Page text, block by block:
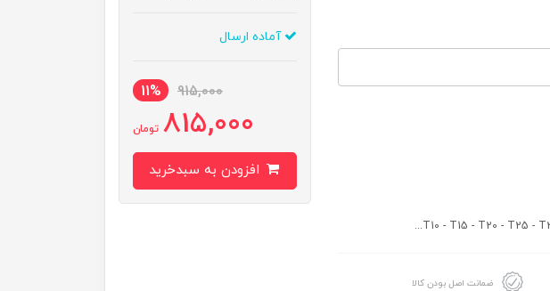
ضمانت اصل بودن کالا
آماده ارسال
915,000
11%
815,000 تومان